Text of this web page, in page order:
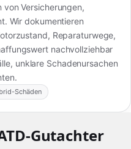
Versicherungen,
Wir dokumentieren
Reparaturwege,
nachvollziehbar
unklare Schadenursachen
Schäden
Gutachter